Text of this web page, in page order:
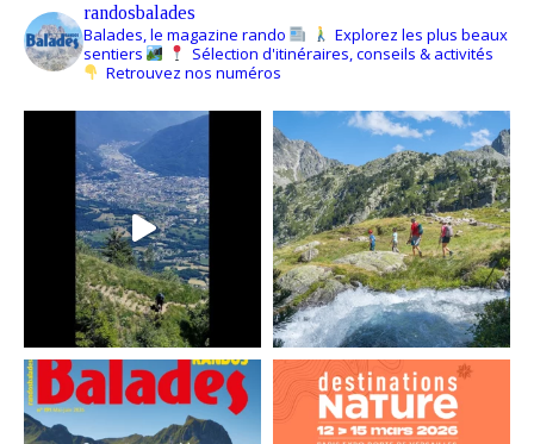
randosbalades
Balades, le magazine rando
Explorez les plus beaux
sentiers
Sélection d'itinéraires, conseils & activités
Retrouvez nos numéros